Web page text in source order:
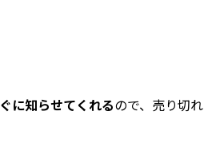
に知らせてくれるので、売り切れ